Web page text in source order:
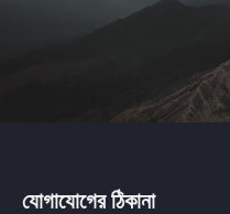
যোগাযোগের ঠিকানা